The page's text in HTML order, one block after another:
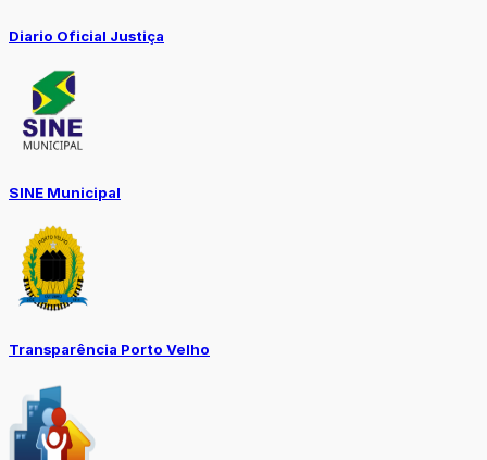
Diario Oficial Justiça
SINE Municipal
Transparência Porto Velho